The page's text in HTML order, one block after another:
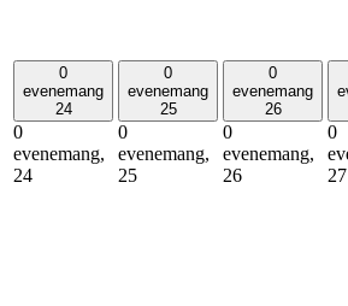
0
evenemang
24
0
evenemang,
24
0
evenemang
25
0
evenemang,
25
0
evenemang
26
0
evenemang,
26
0
27